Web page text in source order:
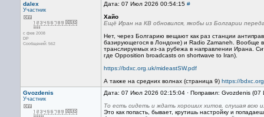
dalex
Участник
с фев 2008
DP
Сообщений: 562
Дата: 07 Июл 2026 00:54:15 #
Хайо
Ещё Иран на КВ обновился, якобы из Болгарии
Нет, через Болгарию вещают как раз станции
базирующегося в Лондоне) и Radio Zamaneh. Вообще
транслируемых из-за рубежа в направлении Ирана.
где Opposition broadcasts on shortwave to Iran).
https://bdxc.org.uk/mideastSW.pdf
А также на средних волнах (страница 9) https://
Gvozdenis
Участник
Дата: 07 Июл 2026 02:15:04 · Поправил: Gvozdenis
То есть сидеть и ждать хороших хитов, слушая
Это как попасть, бывает, крутишь настройку и